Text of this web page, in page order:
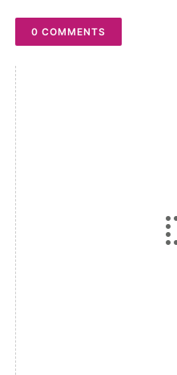
0 COMMENTS